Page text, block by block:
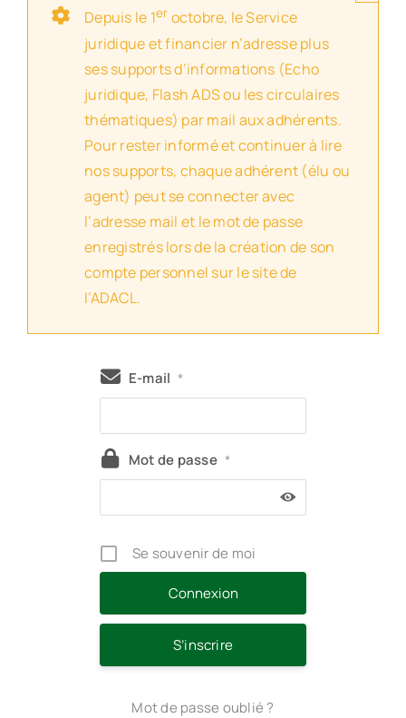
Depuis le 1er octobre, le Service
juridique et financier n’adresse plus
ses supports d’informations (Echo
juridique, Flash ADS ou les circulaires
thématiques) par mail aux adhérents.
Pour rester informé et continuer à lire
nos supports, chaque adhérent (élu ou
agent) peut se connecter avec
l’adresse mail et le mot de passe
enregistrés lors de la création de son
compte personnel sur le site de
l’ADACL.
E-mail *
Mot de passe *
Se souvenir de moi
S’inscrire
Mot de passe oublié ?